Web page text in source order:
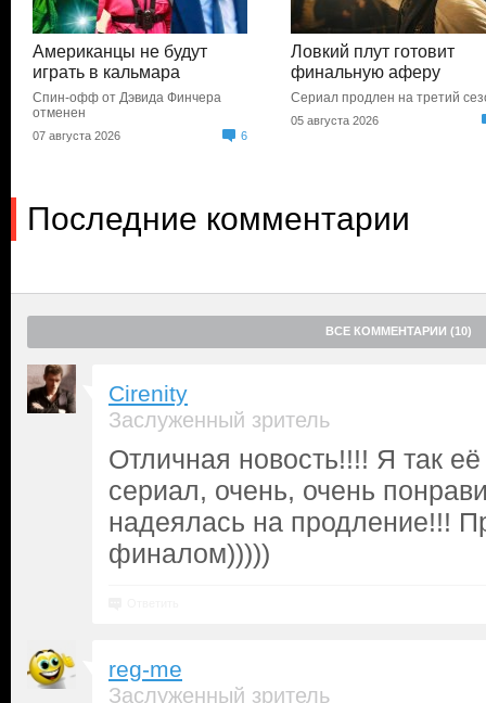
Американцы не будут
играть в кальмара
Спин-офф от Дэвида Финчера
отменен
07 августа 2026 6
Ловкий плут готовит
финальную аферу
Сериал продлен на третий
05 августа 2026
Последние комментарии
ВСЕ КОММЕНТАРИИ (10)
Cirenity
Заслуженный зритель
Отличная новость!!!! Я так
сериал, очень, очень
надеялась на продление!!!
финалом)))))
reg-me
Заслуженный зритель